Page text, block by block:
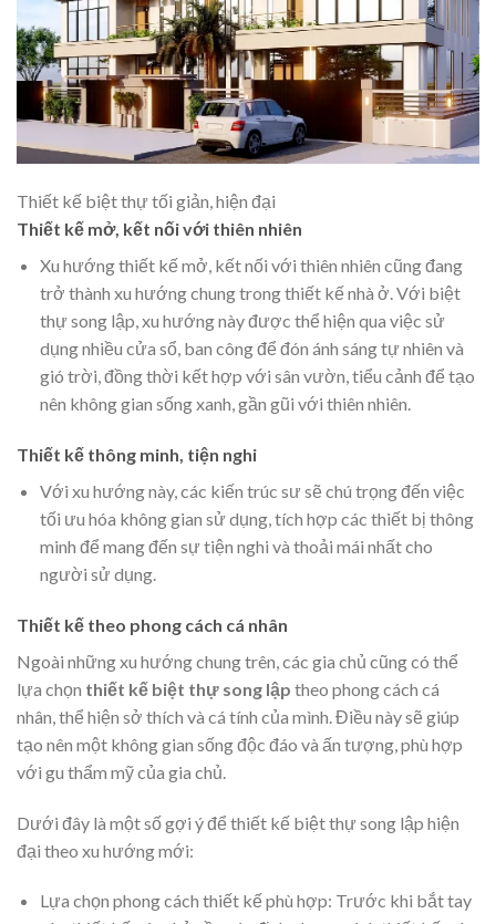
Thiết kế biệt thự tối giản, hiện đại
Thiết kế mở, kết nối với thiên nhiên
Xu hướng thiết kế mở, kết nối với thiên nhiên cũng đang
trở thành xu hướng chung trong thiết kế nhà ở. Với biệt
thự song lập, xu hướng này được thể hiện qua việc sử
dụng nhiều cửa sổ, ban công để đón ánh sáng tự nhiên và
gió trời, đồng thời kết hợp với sân vườn, tiểu cảnh để tạo
nên không gian sống xanh, gần gũi với thiên nhiên.
Thiết kế thông minh, tiện nghi
Với xu hướng này, các kiến trúc sư sẽ chú trọng đến việc
tối ưu hóa không gian sử dụng, tích hợp các thiết bị thông
minh để mang đến sự tiện nghi và thoải mái nhất cho
người sử dụng.
Thiết kế theo phong cách cá nhân
Ngoài những xu hướng chung trên, các gia chủ cũng có thể
lựa chọn thiết kế biệt thự song lập theo phong cách cá
nhân, thể hiện sở thích và cá tính của mình. Điều này sẽ giúp
tạo nên một không gian sống độc đáo và ấn tượng, phù hợp
với gu thẩm mỹ của gia chủ.
Dưới đây là một số gợi ý để thiết kế biệt thự song lập hiện
đại theo xu hướng mới:
Lựa chọn phong cách thiết kế phù hợp: Trước khi bắt tay